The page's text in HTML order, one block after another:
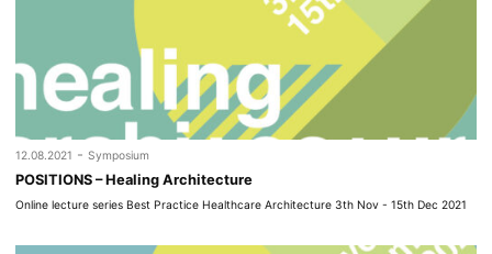
12.08.2021 - Symposium
POSITIONS – Healing Architecture
Online lecture series Best Practice Healthcare Architecture 3th Nov - 15th Dec 2021